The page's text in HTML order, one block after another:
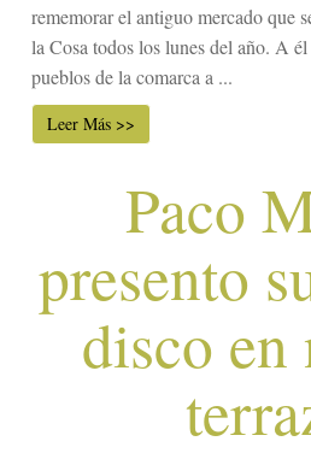
rememorar el antiguo mercado que
la Cosa todos los lunes del año. A
pueblos de la comarca a ...
Leer Más >>
Paco
presento
disco en